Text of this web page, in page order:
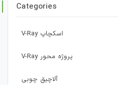
Categories
V-Ray اسکچاپ
V-Ray پروژه محور
آلاچیق چوبی